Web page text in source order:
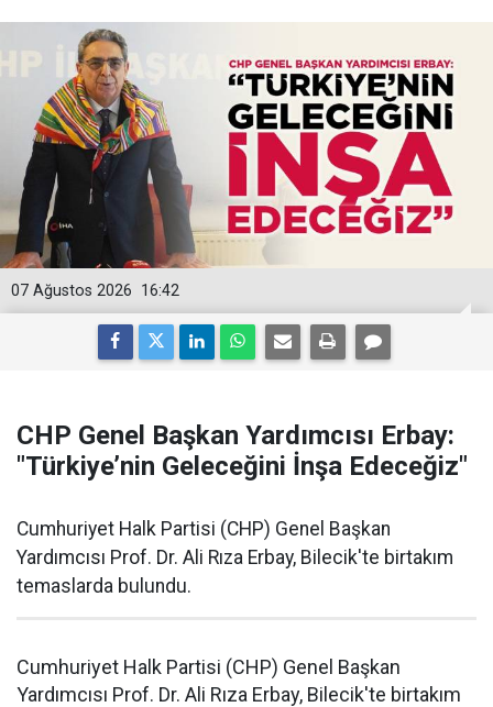
16:42
07 Ağustos 2026
CHP Genel Başkan Yardımcısı Erbay:
"Türkiye’nin Geleceğini İnşa Edeceğiz"
Cumhuriyet Halk Partisi (CHP) Genel Başkan
Yardımcısı Prof. Dr. Ali Rıza Erbay, Bilecik'te birtakım
temaslarda bulundu.
Cumhuriyet Halk Partisi (CHP) Genel Başkan
Yardımcısı Prof. Dr. Ali Rıza Erbay, Bilecik'te birtakım